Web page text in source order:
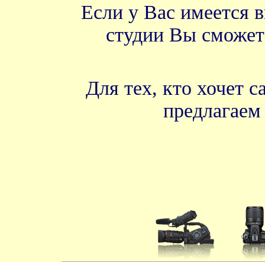
Если у Вас имеется
студии Вы
Для тех, кто хочет